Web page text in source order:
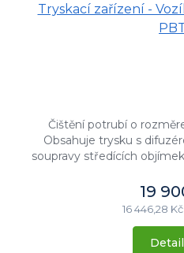
Tryskací zařízení -
Čištění potrubí o
Obsahuje trysku s
soupravy středících
19
16 446,28
Detail